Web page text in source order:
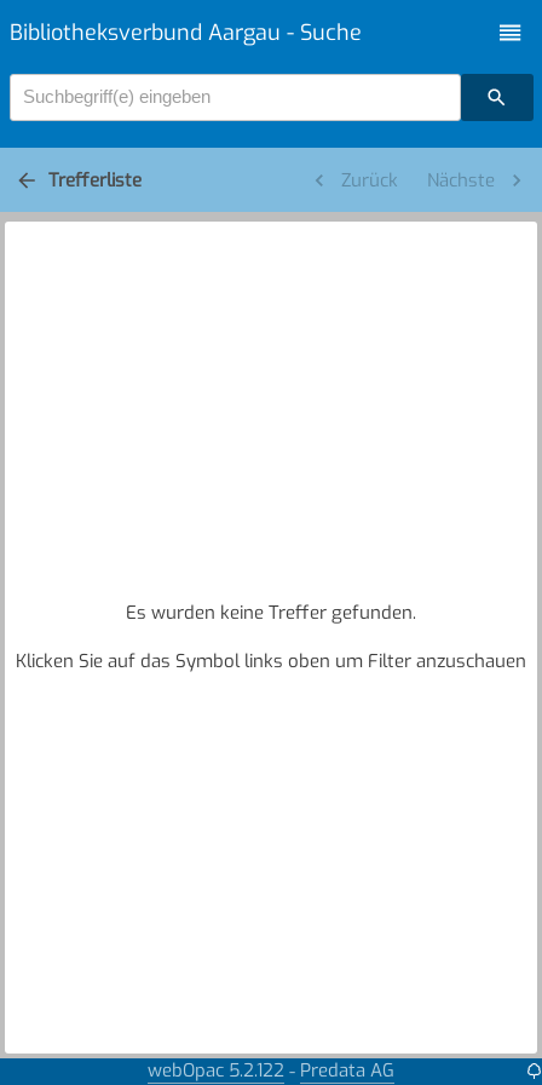
Bibliotheksverbund Aargau - Suche
Suchbegriff(e) eingeben
Trefferliste Zurück Nächste
Es wurden keine Treffer gefunden.
Klicken Sie auf das Symbol links oben um Filter anzuschauen
webOpac 5.2.122 - Predata AG